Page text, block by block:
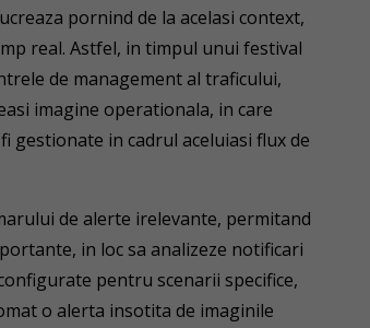
pornind de la acelasi context,
real. Astfel, in timpul unui festival
de management al traficului,
imagine operationala, in care
gestionate in cadrul aceluiasi flux de
de alerte irelevante, permitand
in loc sa analizeze notificari
pentru scenarii specifice,
o alerta insotita de imaginile